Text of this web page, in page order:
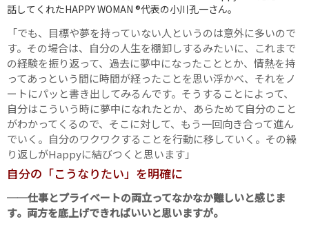
話してくれたHAPPY WOMAN ®代表の小川孔一さん。
「でも、目標や夢を持っていない人というのは意外に多いので
す。その場合は、自分の人生を棚卸しするみたいに、これまで
の経験を振り返って、過去に夢中になったこととか、情熱を持
ってあっという間に時間が経ったことを思い浮かべ、それをノ
ートにパッと書き出してみるんです。そうすることによって、
自分はこういう時に夢中になれたとか、あらためて自分のこと
がわかってくるので、そこに対して、もう一回向き合って進ん
でいく。自分のワクワクすることを行動に移していく。その繰
り返しがHappyに結びつくと思います」
自分の「こうなりたい」を明確に
──仕事とプライベートの両立ってなかなか難しいと感じま
す。両方を底上げできればいいと思いますが。